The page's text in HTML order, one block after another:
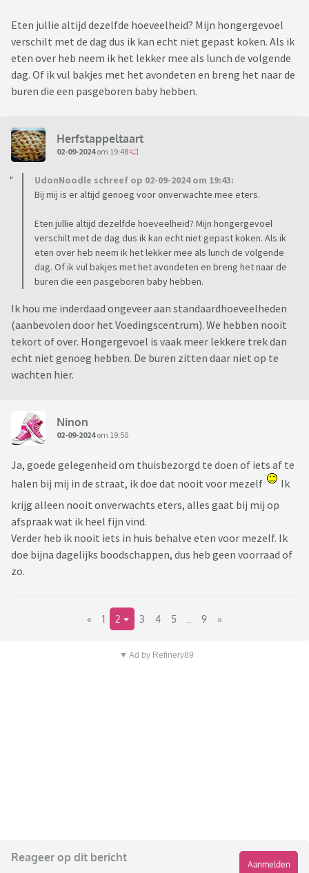
Eten jullie altijd dezelfde hoeveelheid? Mijn hongergevoel
verschilt met de dag dus ik kan echt niet gepast koken. Als ik
eten over heb neem ik het lekker mee als lunch de volgende
dag. Of ik vul bakjes met het avondeten en breng het naar de
buren die een pasgeboren baby hebben.
Herfstappeltaart
02-09-2024om 19:48
UdonNoodle schreef op 02-09-2024 om 19:43:
Bij mij is er altijd genoeg voor onverwachte mee eters.
Eten jullie altijd dezelfde hoeveelheid? Mijn hongergevoel
verschilt met de dag dus ik kan echt niet gepast koken. Als ik
eten over heb neem ik het lekker mee als lunch de volgende
dag. Of ik vul bakjes met het avondeten en breng het naar de
buren die een pasgeboren baby hebben.
Ik hou me inderdaad ongeveer aan standaardhoeveelheden
(aanbevolen door het Voedingscentrum). We hebben nooit
tekort of over. Hongergevoel is vaak meer lekkere trek dan
echt niet genoeg hebben. De buren zitten daar niet op te
wachten hier.
Ninon
02-09-2024om 19:50
Ja, goede gelegenheid om thuisbezorgd te doen of iets af te
halen bij mij in de straat, ik doe dat nooit voor mezelf
Ik
krijg alleen nooit onverwachts eters, alles gaat bij mij op
afspraak wat ik heel fijn vind.
Verder heb ik nooit iets in huis behalve eten voor mezelf. Ik
doe bijna dagelijks boodschappen, dus heb geen voorraad of
zo.
« 1 2 3 4 5 9 »
▼ Ad by Refinery89
Reageer op dit bericht
Aanmelden